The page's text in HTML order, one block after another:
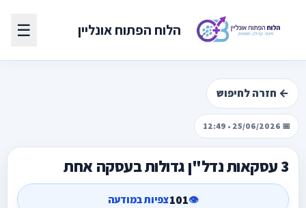
הלוח הפתוח אונליין ☰
← חזרה לחיפוש
📅 25/06/2026 • 12:49
3 עסקאות נדל"ן גדולות בעסקה אחת
👁️
101צפיות במודעה